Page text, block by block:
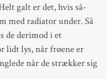
galt er det, hvis så-
med radiator under. Så
de derimod i et
lidt lys, når frøene er
når de strækker sig